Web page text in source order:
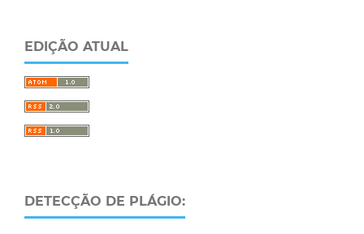
EDIÇÃO ATUAL
DETECÇÃO DE PLÁGIO: